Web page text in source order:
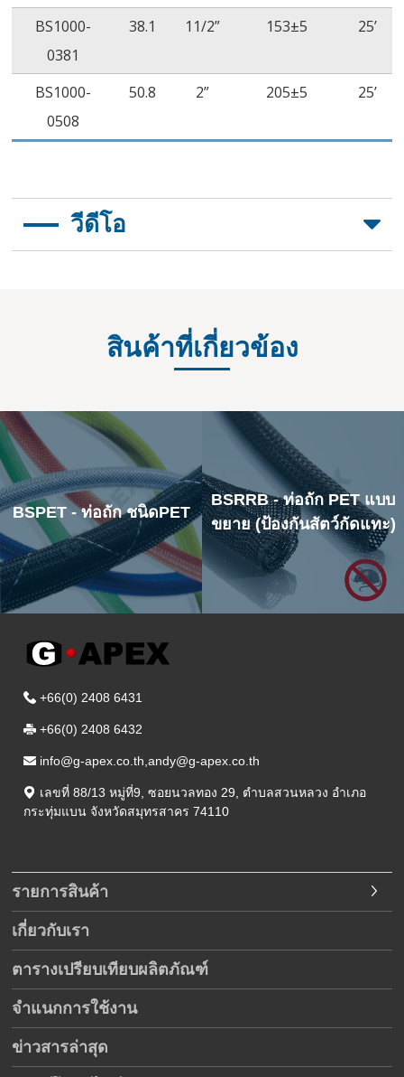
BS1000-
0381
38.1 11/2” 153±5 25’
BS1000-
0508
50.8 2” 205±5 25’
วีดีโอ
BS-TOOL
สินค้าที่เกี่ยวข้อง
BSPET - ท่อถัก ชนิดPET
BSRRB - ท่อถัก PET แบบ
ขยาย (ป้องกันสัตว์กัดแทะ)
+66(0) 2408 6431
+66(0) 2408 6432
info@g-apex.co.th,andy@g-apex.co.th
เลขที่ 88/13 หมู่ที่9 ,ซอยนวลทอง 29
ตำบลสวนหลวง อำเภอ
กระทุ่มแบน จังหวัดสมุทรสาคร 74110
รายการสินค้า
เกี่ยวกับเรา
ตารางเปรียบเทียบผลิตภัณฑ์
จำแนกการใช้งาน
ข่าวสารล่าสุด